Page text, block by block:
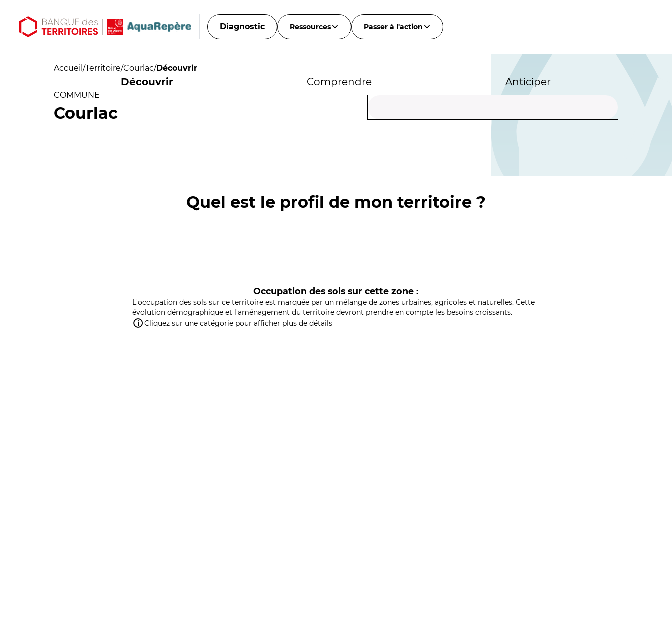
Diagnostic Ressources Passer à l'action
Accueil /Territoire/Courlac/Découvrir
Découvrir Comprendre Anticiper
COMMUNE
Courlac
Quel est le profil de mon territoire ?
Occupation des sols sur cette zone :
L'occupation des sols sur ce territoire est marquée par un mélange de zones urbaines, agricoles et naturelles. Cette
évolution démographique et l'aménagement du territoire devront prendre en compte les besoins croissants.
Cliquez sur une catégorie pour afficher plus de détails